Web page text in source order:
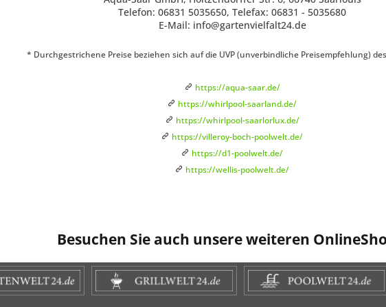
Telefon: 06831 5035650, Telefax: 06831 - 5035680
E-Mail: info@gartenvielfalt24.de
* Durchgestrichene Preise beziehen sich auf die UVP (unverbindliche Preisempfehlung)
https://aqua-saar.de/
https://whirlpool-saarland.de/
https://whirlpool-saarlorlux.de/
https://villeroy-boch-poolwelt.de/
https://d1-poolwelt.de/
https://wellis-poolwelt.de/
Besuchen Sie auch unsere weiteren